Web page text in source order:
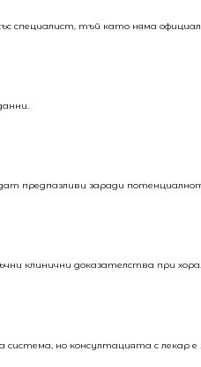
специалист, тъй като няма
предпазливи заради
клинични доказателства при хора.
но консултацията с лекар